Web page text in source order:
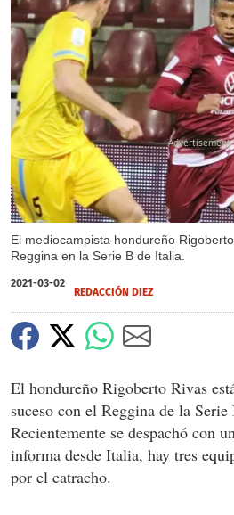
El mediocampista hondureño
Reggina en la Serie B de Italia.
2021-03-02
REDACCIÓN DIEZ
El hondureño Rigoberto Rivas
suceso con el Reggina de la
Recientemente se despachó con
informa desde Italia, hay tres
por el catracho.